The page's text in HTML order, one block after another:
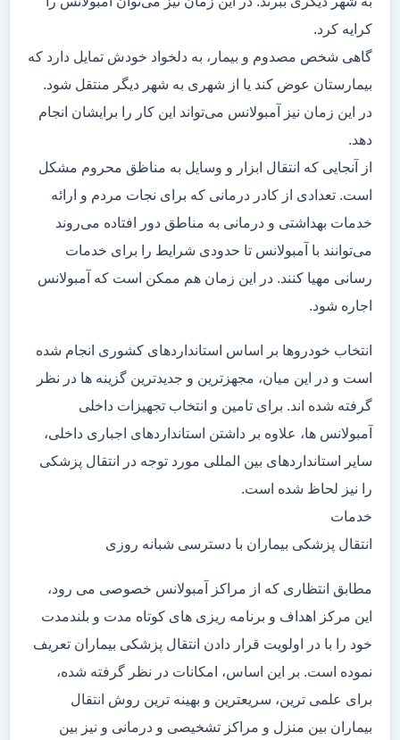
کرایه کرد.
گاهی شخص مصدوم و بیمار، به دلخواد خودش تمایل دارد که
بیمارستان عوض کند یا از شهری به شهر دیگر منتقل شود.
در این زمان نیز آمبولانس می‌تواند این کار را برایشان انجام
دهد.
از آنجایی که انتقال ابزار و وسایل به مناظق محروم مشکل
است. تعدادی از کادر درمانی که برای نجات مردم و ارائه
خدمات بهداشتی و درمانی به مناطق دور افتاده می‌روند
می‌توانند با آمبولانس تا حدودی شرایط را برای خدمات
رسانی مهیا کنند. در این زمان هم ممکن است که آمبولانس
اجاره شود.
انتخاب خودروها بر اساس استانداردهای کشوری انجام شده
است و در این میان، مجهزترین و جدیدترین گزینه ها در نظر
گرفته شده اند. برای تامین و انتخاب تجهیزات داخلی
آمبولانس ها، علاوه بر داشتن استانداردهای اجباری داخلی،
سایر استانداردهای بین المللی مورد توجه در انتقال پزشکی
را نیز لحاظ شده است.
خدمات
انتقال پزشکی بیماران با دسترسی شبانه روزی
مطابق انتظاری که از مراکز آمبولانس خصوصی می رود،
این مرکز اهداف و برنامه ریزی های کوتاه مدت و بلندمدت
خود را با در اولویت قرار دادن انتقال پزشکی بیماران تعریف
نموده است. بر این اساس، امکانات در نظر گرفته شده،
برای علمی ترین، سریعترین و بهینه ترین روش انتقال
بیماران بین منزل و مراکز تشخیصی و درمانی و نیز بین